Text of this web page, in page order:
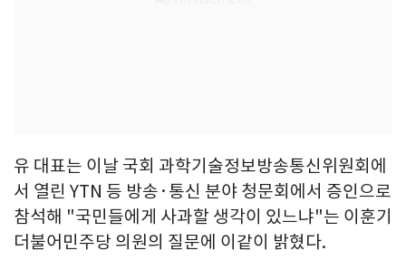
유 대표는 이날 국회 과학기술정보방송통신위원회에
서 열린 YTN 등 방송·통신 분야 청문회에서 증인으로
참석해 "국민들에게 사과할 생각이 있느냐"는 이훈기
더불어민주당 의원의 질문에 이같이 밝혔다.